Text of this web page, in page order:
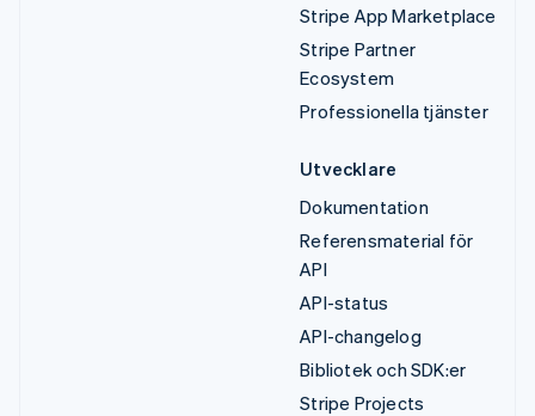
Stripe App Marketplace
Stripe Partner
Ecosystem
Professionella tjänster
Utvecklare
Dokumentation
Referensmaterial för
API
API-status
API-changelog
Bibliotek och SDK:er
Stripe Projects